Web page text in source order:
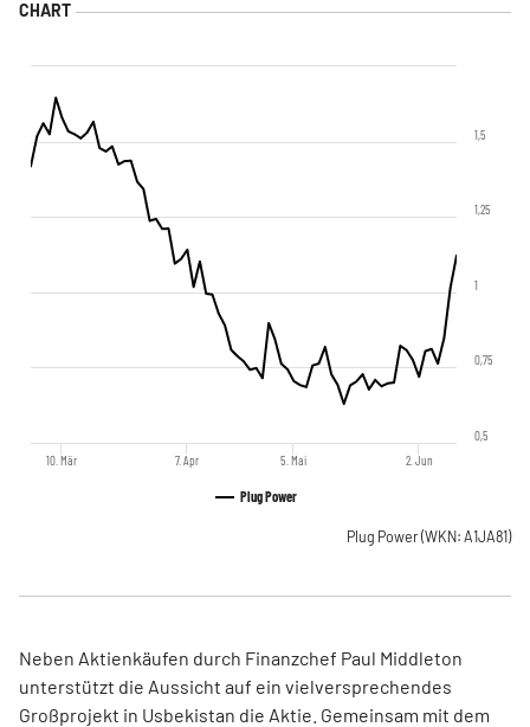
Plug Power
10. Mär 7. Apr 5. Mai 2. Jun
0,5
0,75
1
1,25
1,5
Plug Power(WKN: A1JA81)
Neben Aktienkäufen durch Finanzchef Paul Middleton
unterstützt die Aussicht auf ein vielversprechendes
Großprojekt in Usbekistan die Aktie. Gemeinsam mit dem